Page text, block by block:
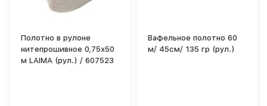
Полотно в рулоне
нитепрошивное 0,75х50
м LAIMA (рул.) / 607523
Вафельное полотно 60
м/ 45см/ 135 гр (рул.)